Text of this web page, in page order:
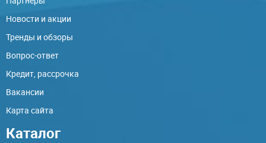
Новости и акции
Тренды и обзоры
Вопрос-ответ
Кредит, рассрочка
Вакансии
Карта сайта
Каталог